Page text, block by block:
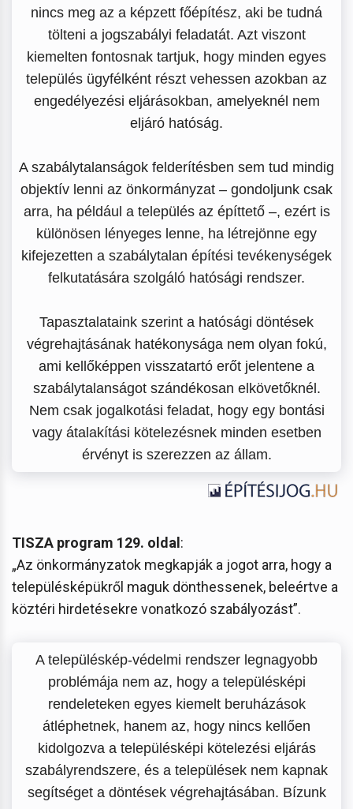
nincs meg az a képzett főépítész, aki be tudná
tölteni a jogszabályi feladatát. Azt viszont
kiemelten fontosnak tartjuk, hogy minden egyes
település ügyfélként részt vehessen azokban az
engedélyezési eljárásokban, amelyeknél nem
eljáró hatóság.
A szabálytalanságok felderítésben sem tud mindig
objektív lenni az önkormányzat – gondoljunk csak
arra, ha például a település az építtető –, ezért is
különösen lényeges lenne, ha létrejönne egy
kifejezetten a szabálytalan építési tevékenységek
felkutatására szolgáló hatósági rendszer.
Tapasztalataink szerint a hatósági döntések
végrehajtásának hatékonysága nem olyan fokú,
ami kellőképpen visszatartó erőt jelentene a
szabálytalanságot szándékosan elkövetőknél.
Nem csak jogalkotási feladat, hogy egy bontási
vagy átalakítási kötelezésnek minden esetben
érvényt is szerezzen az állam.
TISZA program 129. oldal :
„Az önkormányzatok megkapják a jogot arra, hogy a
településképükről maguk dönthessenek, beleértve a
köztéri hirdetésekre vonatkozó szabályozást”.
A településkép-védelmi rendszer legnagyobb
problémája nem az, hogy a településképi
rendeleteken egyes kiemelt beruházások
átléphetnek, hanem az, hogy nincs kellően
kidolgozva a településképi kötelezési eljárás
szabályrendszere, és a települések nem kapnak
segítséget a döntések végrehajtásában. Bízunk